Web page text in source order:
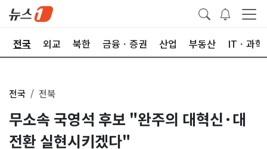
전국 외교 북한 금융ㆍ증권 산업 부동산 ITㆍ과학
전국 전북
무소속 국영석 후보 "완주의 대혁신·대
전환 실현시키겠다"